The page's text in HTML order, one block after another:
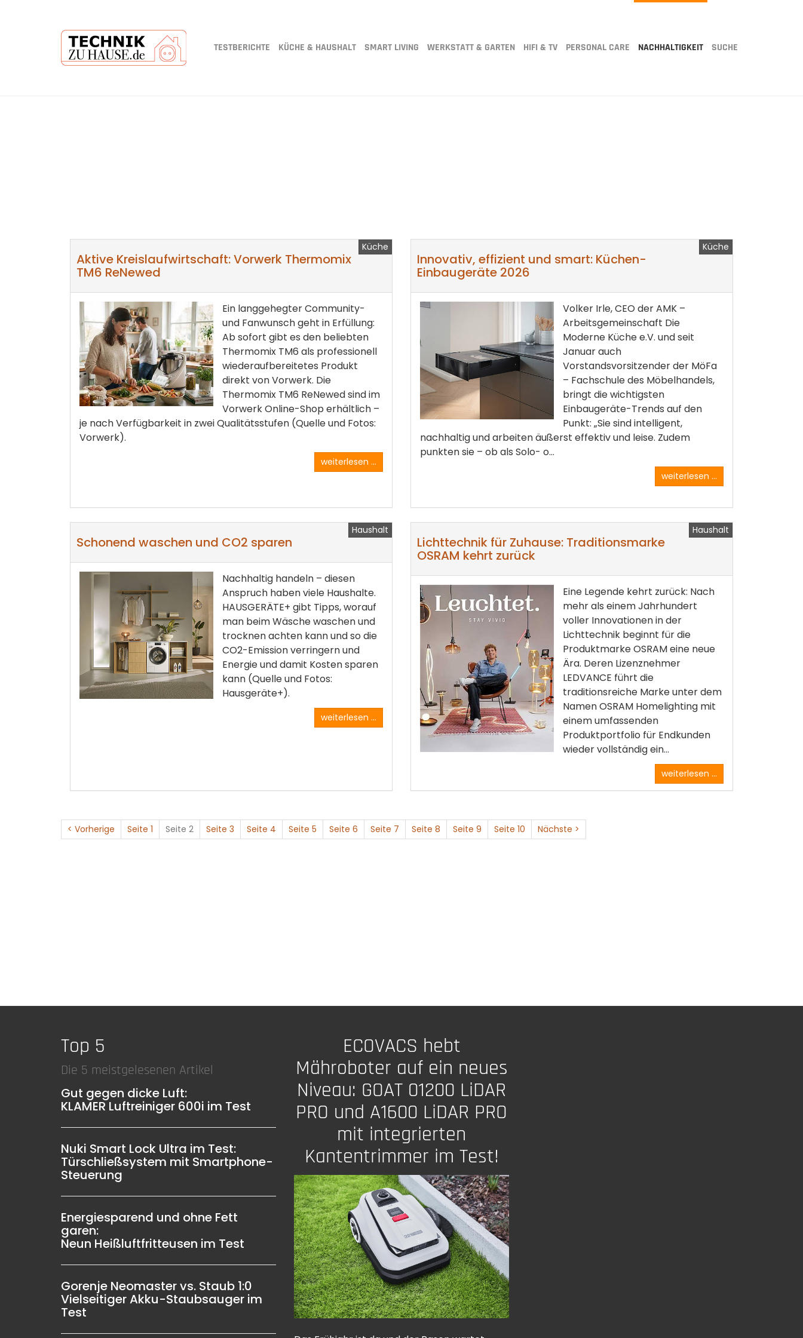
TESTBERICHTE KÜCHE & HAUSHALT SMART LIVING WERKSTATT & GARTEN HIFI & TV PERSONAL CARE NACHHALTIGKEIT SUCHE
Küche
Aktive Kreislaufwirtschaft: Vorwerk Thermomix
TM6 ReNewed
Ein langgehegter Community-
und Fanwunsch geht in Erfüllung:
Ab sofort gibt es den beliebten
Thermomix TM6 als professionell
wiederaufbereitetes Produkt
direkt von Vorwerk. Die
Thermomix TM6 ReNewed sind im
Vorwerk Online-Shop erhältlich –
je nach Verfügbarkeit in zwei Qualitätsstufen (Quelle und Fotos:
Vorwerk).
weiterlesen ...
Küche
Innovativ, effizient und smart: Küchen-
Einbaugeräte 2026
Volker Irle, CEO der AMK –
Arbeitsgemeinschaft Die
Moderne Küche e.V. und seit
Januar auch
Vorstandsvorsitzender der MöFa
– Fachschule des Möbelhandels,
bringt die wichtigsten
Einbaugeräte-Trends auf den
Punkt: „Sie sind intelligent,
nachhaltig und arbeiten äußerst effektiv und leise. Zudem
punkten sie – ob als Solo- o...
weiterlesen ...
Haushalt
Schonend waschen und CO2 sparen
Nachhaltig handeln – diesen
Anspruch haben viele Haushalte.
HAUSGERÄTE+ gibt Tipps, worauf
man beim Wäsche waschen und
trocknen achten kann und so die
CO2-Emission verringern und
Energie und damit Kosten sparen
kann (Quelle und Fotos:
Hausgeräte+).
weiterlesen ...
Haushalt
Lichttechnik für Zuhause: Traditionsmarke
OSRAM kehrt zurück
Eine Legende kehrt zurück: Nach
mehr als einem Jahrhundert
voller Innovationen in der
Lichttechnik beginnt für die
Produktmarke OSRAM eine neue
Ära. Deren Lizenznehmer
LEDVANCE führt die
traditionsreiche Marke unter dem
Namen OSRAM Homelighting mit
einem umfassenden
Produktportfolio für Endkunden
wieder vollständig ein...
weiterlesen ...
< Vorherige Seite 1 Seite 2 Seite 3 Seite 4 Seite 5 Seite 6 Seite 7 Seite 8 Seite 9 Seite 10 Nächste >
Top 5
Die 5 meistgelesenen Artikel
Gut gegen dicke Luft:
KLAMER Luftreiniger 600i im Test
Nuki Smart Lock Ultra im Test:
Türschließsystem mit Smartphone-
Steuerung
Energiesparend und ohne Fett
garen:
Neun Heißluftfritteusen im Test
Gorenje Neomaster vs. Staub 1:0
Vielseitiger Akku-Staubsauger im
Test
ECOVACS hebt
Mähroboter auf ein neues
Niveau: GOAT 01200 LiDAR
PRO und A1600 LiDAR PRO
mit integrierten
Kantentrimmer im Test!